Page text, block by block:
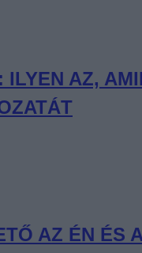
AZ,
AZ ÉN ÉS